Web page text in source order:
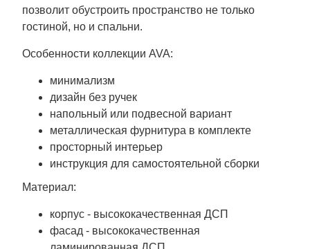
позволит обустроить пространство не только
гостиной, но и спальни.
Особенности коллекции AVA:
минимализм
дизайн без ручек
напольный или подвесной вариант
металлическая фурнитура в комплекте
просторный интерьер
инструкция для самостоятельной сборки
Материал:
корпус - высококачественная ДСП
фасад - высококачественная